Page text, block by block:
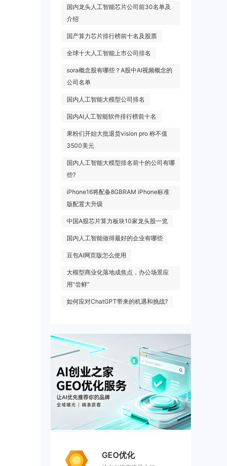
国内龙头人工智能芯片公司前30名单及
介绍
国产算力芯片排行榜前十名及股票
全球十大人工智能上市公司排名
sora概念股有哪些？A股中AI视频概念的
公司名单
国内人工智能大模型公司排名
国内AI人工智能软件排行榜前十名
果粉们开始大批退货vision pro 称不值
3500美元
国内人工智能大模型排名前十的公司有哪
些?
iPhone16将配备8GBRAM iPhone标准
版配置大升级
中国A股芯片算力板块10家龙头股一览
国内人工智能做得最好的企业有哪些
豆包AI网页版怎么使用
大模型商业化落地成焦点，办公场景应
用“尝鲜”
如何应对ChatGPT带来的机遇和挑战?
GEO优化